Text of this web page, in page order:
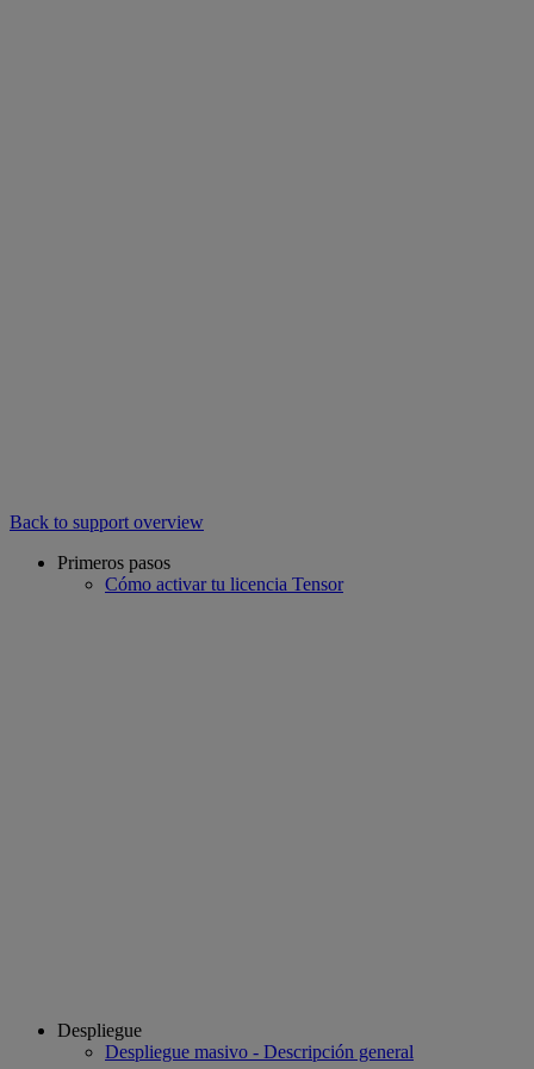
Back to support overview
Primeros pasos
Cómo activar tu licencia Tensor
Despliegue
Despliegue masivo - Descripción general